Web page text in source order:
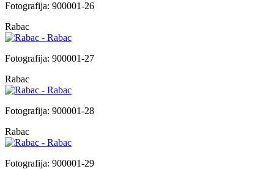
Fotografija: 900001-26
Rabac
Fotografija: 900001-27
Rabac
Fotografija: 900001-28
Rabac
Fotografija: 900001-29